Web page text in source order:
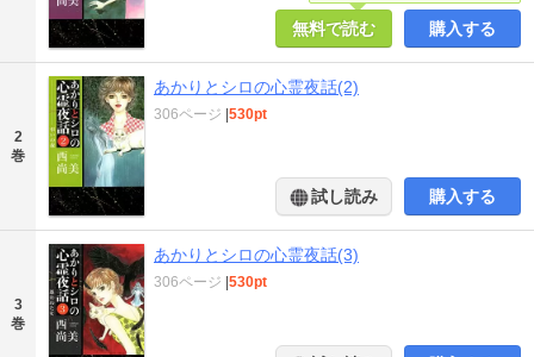
無料で読む 購入する
2
巻
あかりとシロの心霊夜話(2)
306ページ |530pt
試し読み 購入する
3
巻
あかりとシロの心霊夜話(3)
306ページ |530pt